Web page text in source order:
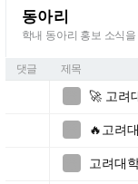
동아리
학내 동아리 홍보 소식
댓글 제목
🚀 고려
🔥고려
고려대